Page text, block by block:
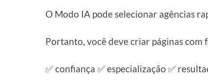
O Modo IA pode selecionar agências
Portanto, você deve criar páginas com
✅ confiança ✅ especialização ✅